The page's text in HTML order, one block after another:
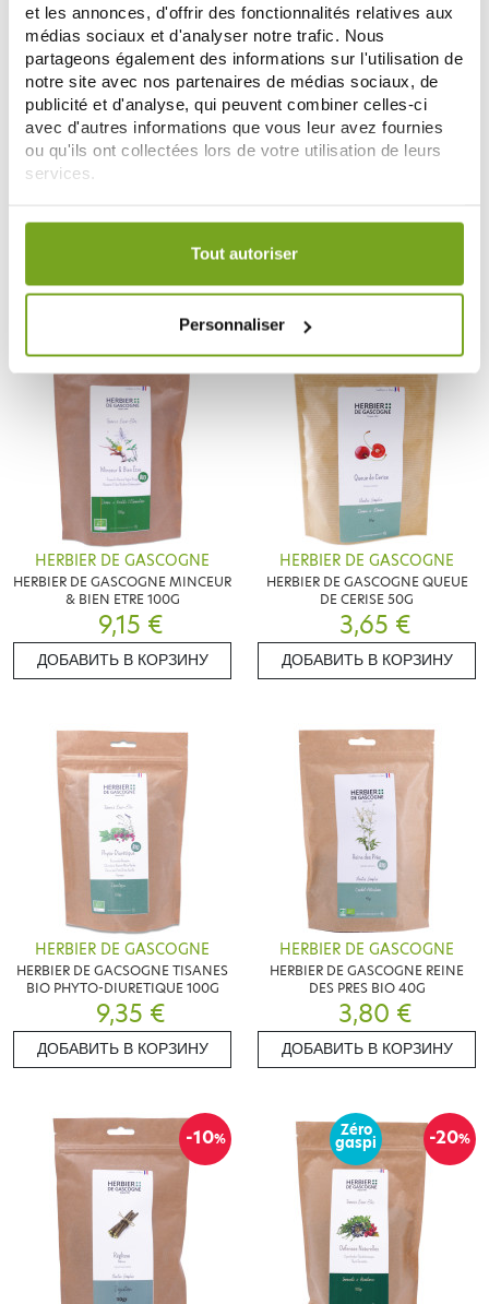
et les annonces, d'offrir des fonctionnalités relatives aux
médias sociaux et d'analyser notre trafic. Nous
partageons également des informations sur l'utilisation de
notre site avec nos partenaires de médias sociaux, de
publicité et d'analyse, qui peuvent combiner celles-ci
avec d'autres informations que vous leur avez fournies
ou qu'ils ont collectées lors de votre utilisation de leurs
services.
Votre choix de consentement est conservé pendant une
Tout autoriser
Personnaliser
HERBIER DE GASCOGNE
HERBIER DE GASCOGNE
HERBIER DE GASCOGNE MINCEUR
& BIEN ETRE 100G
9,15 €
ДОБАВИТЬ В КОРЗИНУ
HERBIER DE GASCOGNE
HERBIER DE GASCOGNE QUEUE
DE CERISE 50G
3,65 €
ДОБАВИТЬ В КОРЗИНУ
HERBIER DE GASCOGNE
HERBIER DE GACSOGNE TISANES
BIO PHYTO-DIURETIQUE 100G
9,35 €
ДОБАВИТЬ В КОРЗИНУ
HERBIER DE GASCOGNE
HERBIER DE GASCOGNE REINE
DES PRES BIO 40G
3,80 €
ДОБАВИТЬ В КОРЗИНУ
-10% -20%
Zéro
gaspi